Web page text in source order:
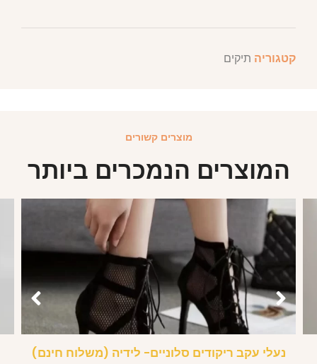
קטגוריה תיקים
מוצרים קשורים
המוצרים הנמכרים ביותר
נעלי עקב ריקודים סלוניים- לידיה (משלוח חינם)